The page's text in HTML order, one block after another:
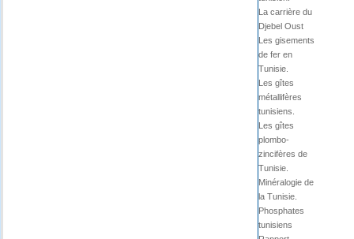
La carrière du
Djebel Oust
Les gisements
de fer en
Tunisie.
Les gîtes
métallifères
tunisiens.
Les gîtes
plombo-
zincifères de
Tunisie.
Minéralogie de
la Tunisie.
Phosphates
tunisiens